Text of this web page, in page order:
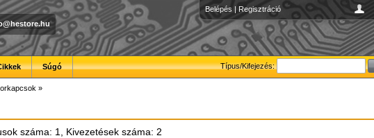
Belépés | Regisztráció
Típus/Kifejezés:
Súgó
»
száma: 1, Kivezetések száma: 2